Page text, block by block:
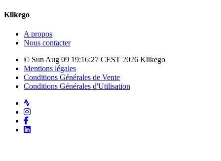
Klikego
A propos
Nous contacter
© Sun Aug 09 19:16:27 CEST 2026 Klikego
Mentions légales
Conditions Générales de Vente
Conditions Générales d'Utilisation
Strava
Instagram
Facebook
LinkedIn